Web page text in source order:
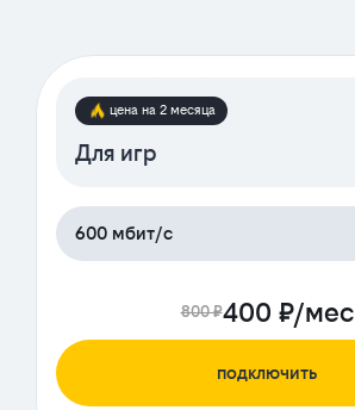
цена на 2 месяца
Для игр
600 мбит/с
800 ₽400 ₽/мес
подключить